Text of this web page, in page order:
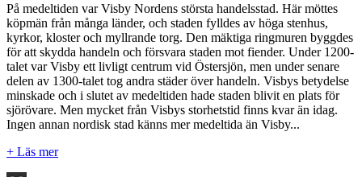
På medeltiden var Visby Nordens största handelsstad. Här möttes
köpmän från många länder, och staden fylldes av höga stenhus,
kyrkor, kloster och myllrande torg. Den mäktiga ringmuren byggdes
för att skydda handeln och försvara staden mot fiender. Under 1200-
talet var Visby ett livligt centrum vid Östersjön, men under senare
delen av 1300-talet tog andra städer över handeln. Visbys betydelse
minskade och i slutet av medeltiden hade staden blivit en plats för
sjörövare. Men mycket från Visbys storhetstid finns kvar än idag.
Ingen annan nordisk stad känns mer medeltida än Visby...
+ Läs mer